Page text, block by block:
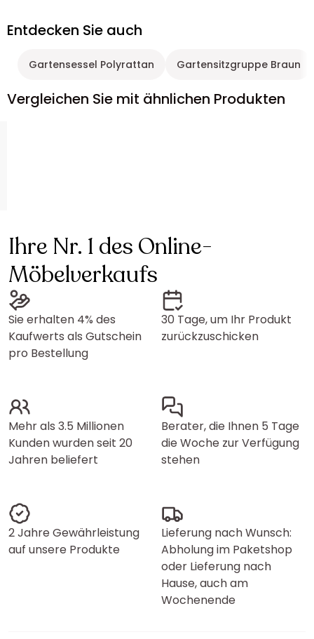
Entdecken Sie auch
Gartensessel Polyrattan Gartensitzgruppe Braun
Vergleichen Sie mit ähnlichen Produkten
Ihre Nr. 1 des Online-
Möbelverkaufs
Sie erhalten 4% des
Kaufwerts als Gutschein
pro Bestellung
30 Tage, um Ihr Produkt
zurückzuschicken
Mehr als 3.5 Millionen
Kunden wurden seit 20
Jahren beliefert
Berater, die Ihnen 5 Tage
die Woche zur Verfügung
stehen
2 Jahre Gewährleistung
auf unsere Produkte
Lieferung nach Wunsch:
Abholung im Paketshop
oder Lieferung nach
Hause, auch am
Wochenende